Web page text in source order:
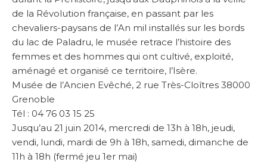
de la Révolution française, en passant par les
chevaliers-paysans de l’An mil installés sur les bords
du lac de Paladru, le musée retrace l’histoire des
femmes et des hommes qui ont cultivé, exploité,
aménagé et organisé ce territoire, l’Isère.
Musée de l’Ancien Evêché, 2 rue Très-Cloîtres 38000
Grenoble
Tél : 04 76 03 15 25
Jusqu’au 21 juin 2014, mercredi de 13h à 18h, jeudi,
vendi, lundi, mardi de 9h à 18h, samedi, dimanche de
11h à 18h (fermé jeu 1er mai)